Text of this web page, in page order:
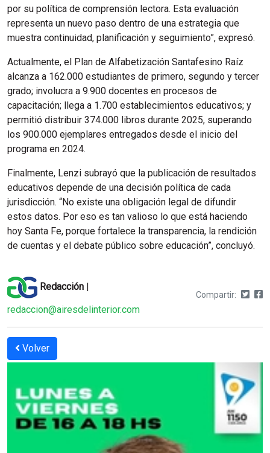
por su política de comprensión lectora. Esta evaluación
representa un nuevo paso dentro de una estrategia que
muestra continuidad, planificación y seguimiento”, expresó.
Actualmente, el Plan de Alfabetización Santafesino Raíz
alcanza a 162.000 estudiantes de primero, segundo y tercer
grado; involucra a 9.900 docentes en procesos de
capacitación; llega a 1.700 establecimientos educativos; y
permitió distribuir 374.000 libros durante 2025, superando
los 900.000 ejemplares entregados desde el inicio del
programa en 2024.
Finalmente, Lenzi subrayó que la publicación de resultados
educativos depende de una decisión política de cada
jurisdicción. “No existe una obligación legal de difundir
estos datos. Por eso es tan valioso lo que está haciendo
hoy Santa Fe, porque fortalece la transparencia, la rendición
de cuentas y el debate público sobre educación”, concluyó.
Redacción |
redaccion@airesdelinterior.com
Compartir:
Volver